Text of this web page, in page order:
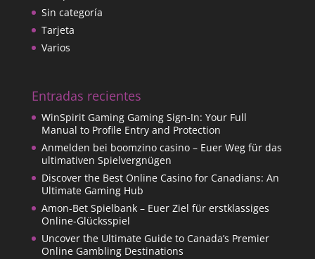
Sin categoría
Tarjeta
Varios
Entradas recientes
WinSpirit Gaming Gaming Sign-In: Your Full
Manual to Profile Entry and Protection
Anmelden bei boomzino casino – Euer Weg für das
ultimativen Spielvergnügen
Discover the Best Online Casino for Canadians: An
Ultimate Gaming Hub
Amon-Bet Spielbank – Euer Ziel für erstklassiges
Online-Glücksspiel
Uncover the Ultimate Guide to Canada’s Premier
Online Gambling Destinations